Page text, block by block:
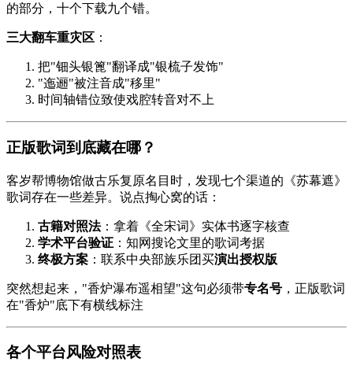
的部分，十个下载九个错。
三大翻车重灾区 ：
把"钿头银篦"翻译成"银梳子发饰"
"迤逦"被注音成"移里"
时间轴错位致使戏腔转音对不上
正版歌词到底藏在哪？
客岁帮博物馆做古乐复原名目时，发现七个渠道的《苏幕遮》
歌词存在一些差异。说点掏心窝的话：
古籍对照法：拿着《全宋词》实体书逐字核查
学术平台验证 ：知网搜论文里的歌词考据
终极方案 ：联系中央部族乐团买演出授权版
突然想起来，"香炉瀑布遥相望"这句必须带专名号 ，正版歌词
在"香炉"底下有横线标注
各个平台风险对照表